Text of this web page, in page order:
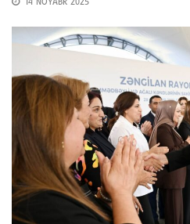
14 NOYABR 2025